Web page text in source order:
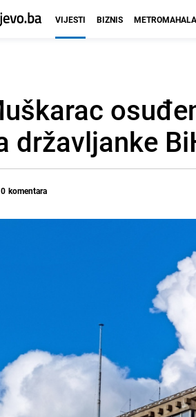
VIJESTI BIZNIS METROMAHALA
državljanke
0 komentara